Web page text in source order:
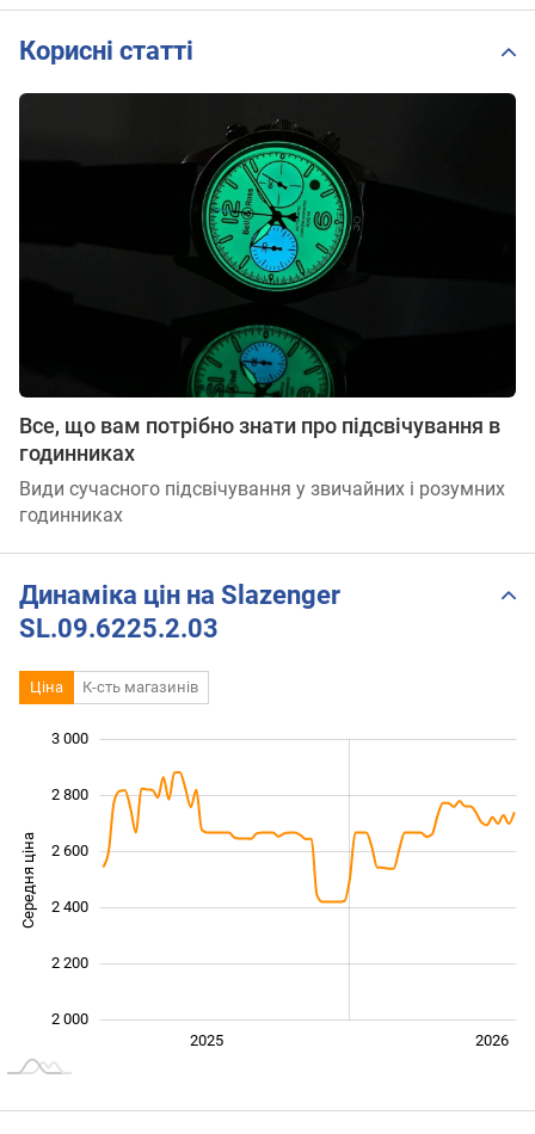
Корисні статті
Все, що вам потрібно знати про підсвічування в
годинниках
Види сучасного підсвічування у звичайних і розумних
годинниках
Динаміка цін на Slazenger
SL.09.6225.2.03
Ціна К-сть магазинів
Середня ціна
2 000
2 200
2 400
2 600
2 800
3 000
2026
2025